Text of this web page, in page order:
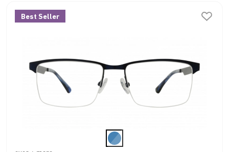
Best Seller